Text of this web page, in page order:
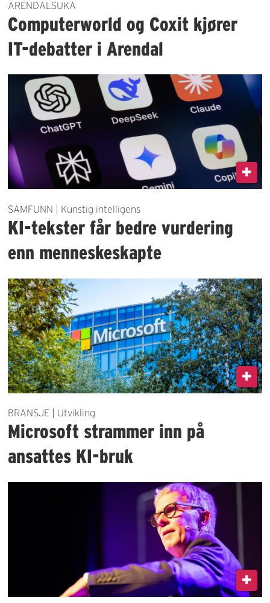
ARENDALSUKA
Computerworld og Coxit kjører
IT-debatter i Arendal
SAMFUNN | Kunstig intelligens
KI-tekster får bedre vurdering
enn menneskeskapte
BRANSJE | Utvikling
Microsoft strammer inn på
ansattes KI-bruk